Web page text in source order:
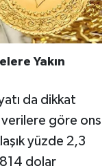
Yakın
da dikkat
göre ons
yüzde 2,3
dolar